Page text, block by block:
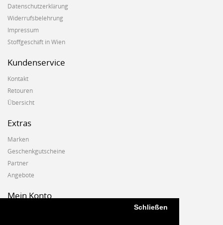
Schließen
Datenschutzerklärung
Widerrufsbelehrung
Impressum
Stoffgeschäft in Wien
Kundenservice
Kontakt
Retouren
Übersicht
Extras
Marken
Geschenkgutscheine
Partner
Angebote
Mein Konto